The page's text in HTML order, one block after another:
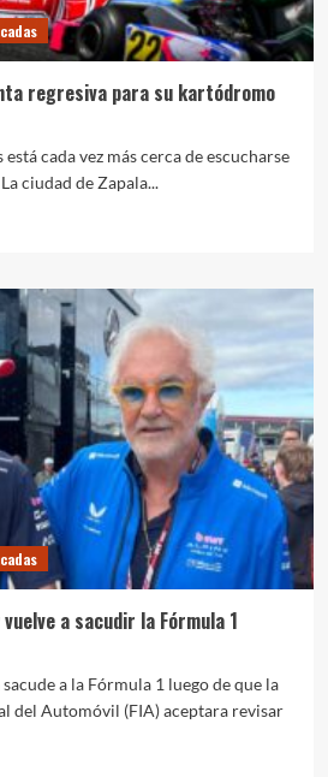
regresiva para su kartódromo
cada vez más cerca de escucharse
ciudad de Zapala...
a sacudir la Fórmula 1
a la Fórmula 1 luego de que la
del Automóvil (FIA) aceptara revisar